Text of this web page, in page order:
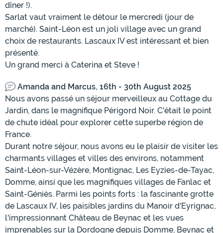
dîner !).
Sarlat vaut vraiment le détour le mercredi (jour de
marché). Saint-Léon est un joli village avec un grand
choix de restaurants. Lascaux IV est intéressant et bien
présenté.
Un grand merci à Caterina et Steve !
Amanda and Marcus, 16th - 30th August 2025
Nous avons passé un séjour merveilleux au Cottage du
Jardin, dans le magnifique Périgord Noir. C'était le point
de chute idéal pour explorer cette superbe région de
France.
Durant notre séjour, nous avons eu le plaisir de visiter les
charmants villages et villes des environs, notamment
Saint-Léon-sur-Vézère, Montignac, Les Eyzies-de-Tayac,
Domme, ainsi que les magnifiques villages de Fanlac et
Saint-Géniès. Parmi les points forts : la fascinante grotte
de Lascaux IV, les paisibles jardins du Manoir d'Eyrignac,
l'impressionnant Château de Beynac et les vues
imprenables sur la Dordogne depuis Domme, Beynac et